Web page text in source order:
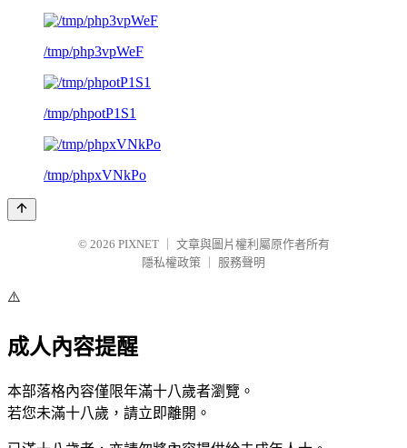
/tmp/php3vpWeF
/tmp/phpotP1S1
/tmp/phpxVNkPo
© 2026 PIXNET
文章與圖片權利屬原作者所有
隱私權政策
服務聲明
⚠️
成人內容提醒
本部落格內容僅限年滿十八歲者瀏覽。
若您未滿十八歲，請立即離開。